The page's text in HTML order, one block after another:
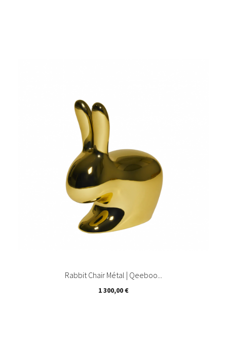
Rabbit Chair Métal | Qeeboo...
Prix
1 300,00 €